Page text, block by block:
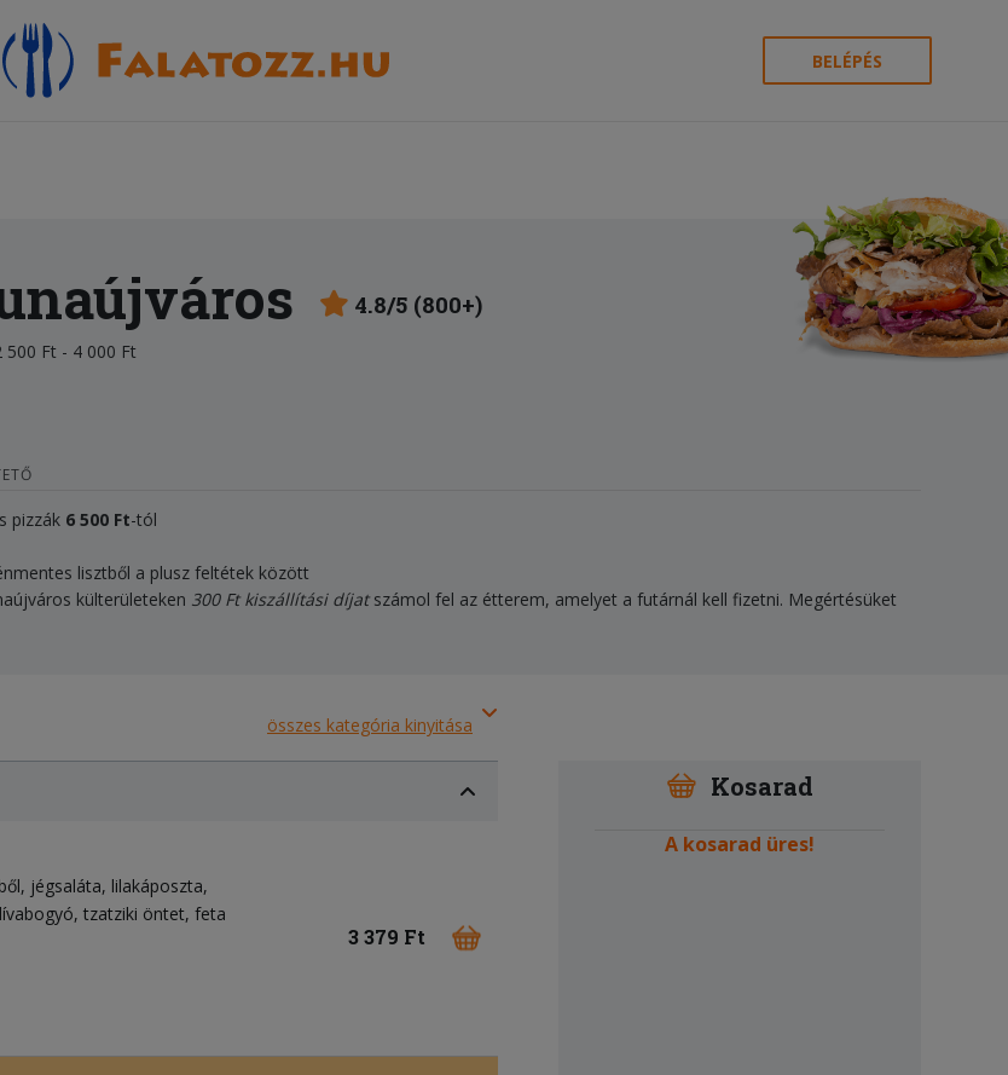
BELÉPÉS
4.8/5 (800+)
500 Ft - 4 000 Ft
pizzák 6 500 Ft-tól
lisztből a plusz feltétek között
külterületeken 300 Ft kiszállítási díjatszámol fel az étterem, amelyet a futárnál kell fizetni. Megértésüket
összes kategória kinyitása
jégsaláta lilakáposzta
tzatziki öntet feta
3 379 Ft
Kosarad
A kosarad üres!